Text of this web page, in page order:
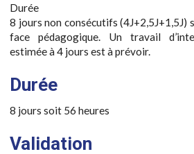
Durée
8 jours non consécutifs (4J+2,5J+1,5J)
face pédagogique. Un travail
estimée à 4 jours est à prévoir.
Durée
8 jours soit 56 heures
Validation